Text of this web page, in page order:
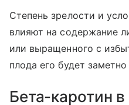
Степень зрелости и
влияют на содержание
или выращенного с
плода его будет
Бета-каротин